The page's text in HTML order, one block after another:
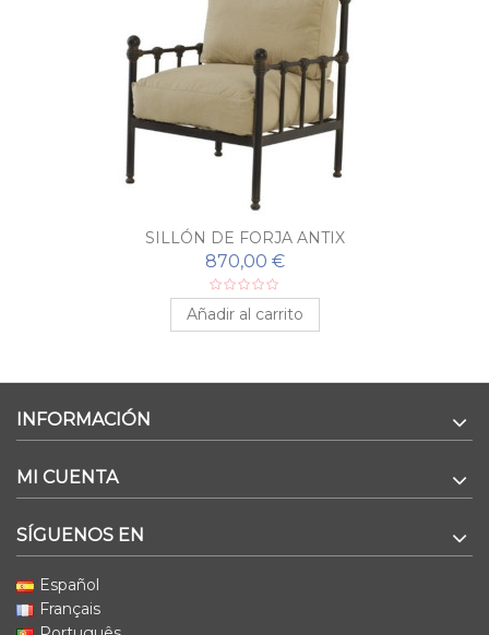
SILLÓN DE FORJA ANTIX
870,00 €
Añadir al carrito
INFORMACIÓN
MI CUENTA
SÍGUENOS EN
Español
Français